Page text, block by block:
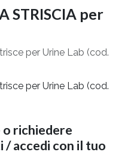
STRISCIA per
per Urine Lab (cod.
per Urine Lab (cod.
richiedere
accedi con il tuo